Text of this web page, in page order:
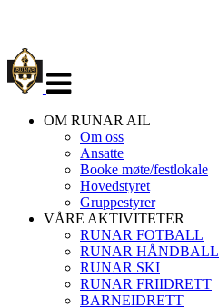
navigasjon
OM RUNAR AIL
Om oss
Ansatte
Booke møte/festlokale
Hovedstyret
Gruppestyrer
VÅRE AKTIVITETER
RUNAR FOTBALL
RUNAR HÅNDBALL
RUNAR SKI
RUNAR FRIIDRETT
BARNEIDRETT